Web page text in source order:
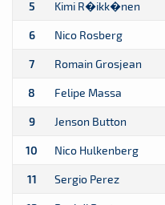
5 Kimi R�ikk�nen
6 Nico Rosberg
7 Romain Grosjean
8 Felipe Massa
9 Jenson Button
10 Nico Hulkenberg
11 Sergio Perez